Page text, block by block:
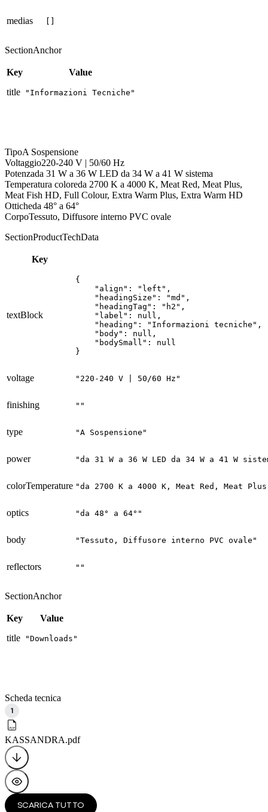
medias
SectionAnchor
Key
Value
title
"Informazioni Tecniche"
TipoA Sospensione
Voltaggio220-240 V | 50/60 Hz
Potenzada 31 W a 36 W LED da 34 W a 41 W sistema
Temperatura coloreda 2700 K a 4000 K, Meat Red, Meat Plus,
Meat Fish HD, Full Colour, Extra Warm Plus, Extra Warm HD
Otticheda 48° a 64°
CorpoTessuto, Diffusore interno PVC ovale
SectionProductTechData
Key
textBlock
{
    "align": "left",
    "headingSize": "md",
    "headingTag": "h2",
    "label": null,
    "heading": "Informazioni tecniche",
    "body": null,
    "bodySmall": null
}
voltage "220-240 V | 50/60 Hz"
finishing ""
type "A Sospensione"
power "da 31 W a 36 W LED da 34 W a 41 W
colorTemperature "da 2700 K a 4000 K, Meat Red, Meat
optics "da 48° a 64°"
body "Tessuto, Diffusore interno PVC ovale"
reflectors ""
SectionAnchor
Key
Value
title
"Downloads"
Scheda tecnica
1
KASSANDRA.pdf
SCARICA TUTTO